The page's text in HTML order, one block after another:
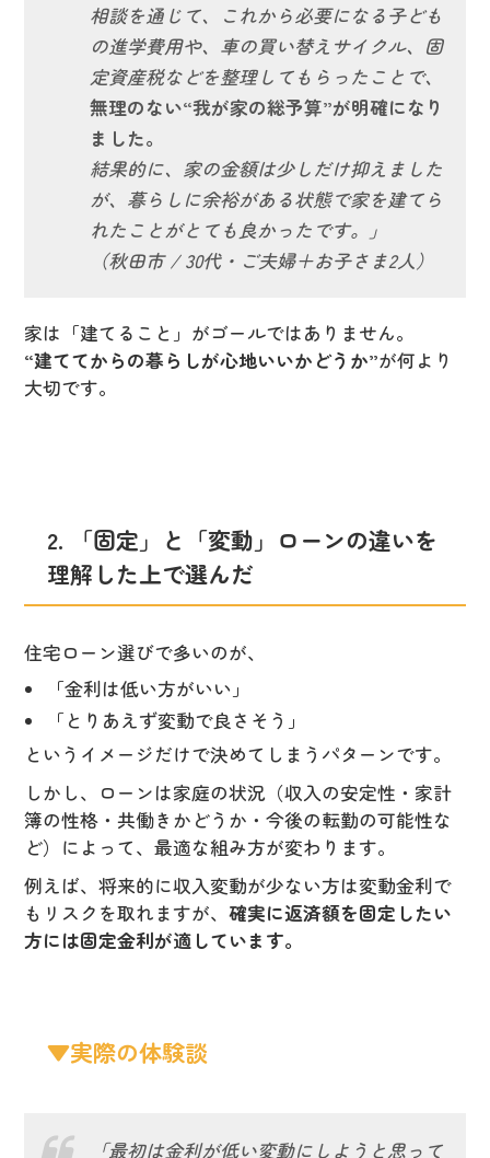
相談を通じて、これから必要になる子ども
の進学費用や、車の買い替えサイクル、固
定資産税などを整理してもらったことで、
無理のない“我が家の総予算”が明確になり
ました。
結果的に、家の金額は少しだけ抑えました
が、暮らしに余裕がある状態で家を建てら
れたことがとても良かったです。」
（秋田市 / 30代・ご夫婦＋お子さま2人）
家は「建てること」がゴールではありません。
“建ててからの暮らしが心地いいかどうか”が何より
大切です。
2. 「固定」と「変動」ローンの違いを
理解した上で選んだ
住宅ローン選びで多いのが、
「金利は低い方がいい」
「とりあえず変動で良さそう」
というイメージだけで決めてしまうパターンです。
しかし、ローンは家庭の状況（収入の安定性・家計
簿の性格・共働きかどうか・今後の転勤の可能性な
ど）によって、最適な組み方が変わります。
例えば、将来的に収入変動が少ない方は変動金利で
もリスクを取れますが、 確実に返済額を固定したい
方には固定金利が適しています。
▼実際の体験談
「最初は金利が低い変動にしようと思って